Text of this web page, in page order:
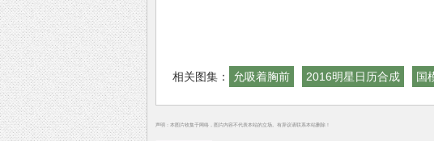
相关图集： 允吸着胸前 2016明星日历合成 国
声明：本图片收集于网络，图片内容不代表本站的立场。有异议请联系本站删除！